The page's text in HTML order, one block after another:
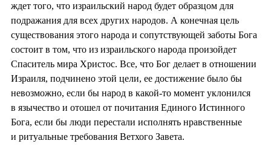
ждет того, что израильский народ будет образцом для
подражания для всех других народов. А конечная цель
существования этого народа и сопутствующей заботы Бога
состоит в том, что из израильского народа произойдет
Спаситель мира Христос. Все, что Бог делает в отношении
Израиля, подчинено этой цели, ее достижение было бы
невозможно, если бы народ в какой-то момент уклонился
в язычество и отошел от почитания Единого Истинного
Бога, если бы люди перестали исполнять нравственные
и ритуальные требования Ветхого Завета.